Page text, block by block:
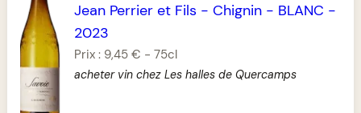
Jean Perrier et Fils - Chignin - BLANC -
2023
Prix : 9,45 € -75cl
acheter vin chez Les halles de Quercamps